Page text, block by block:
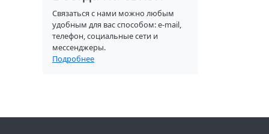
Связаться с нами можно любым
удобным для вас способом: e-mail,
телефон, социальные сети и
мессенджеры.
Подробнее